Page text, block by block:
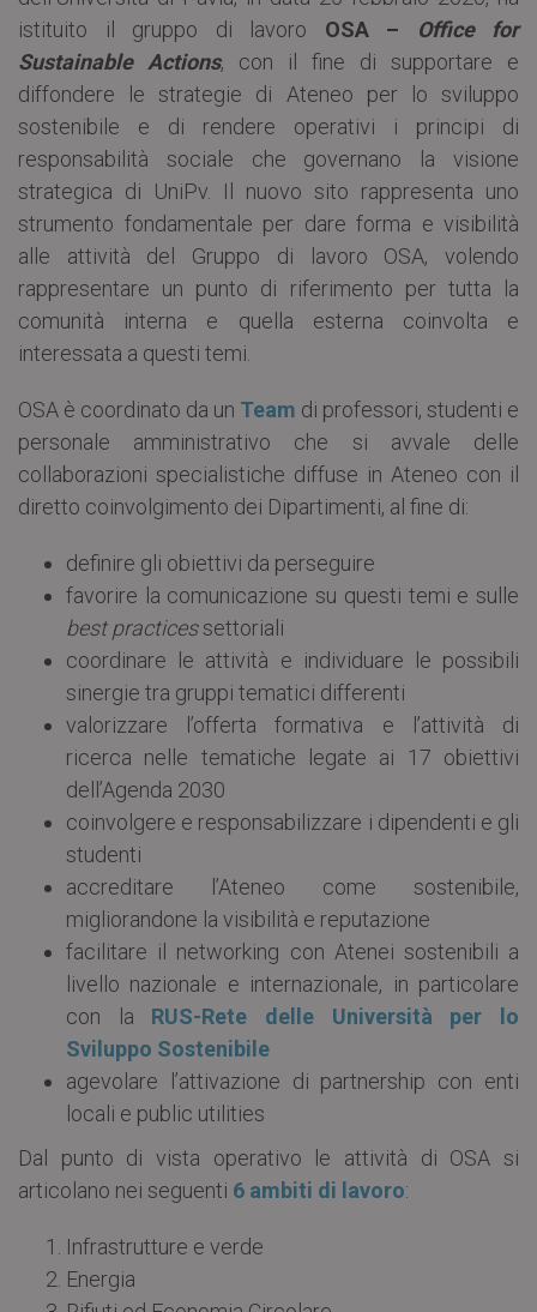
istituito il gruppo di lavoro OSA – Office for
Sustainable Actions, con il fine di supportare e
diffondere le strategie di Ateneo per lo sviluppo
sostenibile e di rendere operativi i principi di
responsabilità sociale che governano la visione
strategica di UniPv. Il nuovo sito rappresenta uno
strumento fondamentale per dare forma e visibilità
alle attività del Gruppo di lavoro OSA, volendo
rappresentare un punto di riferimento per tutta la
comunità interna e quella esterna coinvolta e
interessata a questi temi.
OSA è coordinato da un Team di professori, studenti e
personale amministrativo che si avvale delle
collaborazioni specialistiche diffuse in Ateneo con il
diretto coinvolgimento dei Dipartimenti, al fine di:
definire gli obiettivi da perseguire
favorire la comunicazione su questi temi e sulle
best practicessettoriali
coordinare le attività e individuare le possibili
sinergie tra gruppi tematici differenti
valorizzare l’offerta formativa e l’attività di
ricerca nelle tematiche legate ai 17 obiettivi
dell’Agenda 2030
coinvolgere e responsabilizzare i dipendenti e gli
studenti
accreditare l’Ateneo come sostenibile,
migliorandone la visibilità e reputazione
facilitare il networking con Atenei sostenibili a
livello nazionale e internazionale, in particolare
con la RUS-Rete delle Università per lo
Sviluppo Sostenibile
agevolare l’attivazione di partnership con enti
locali e public utilities
Dal punto di vista operativo le attività di OSA si
articolano nei seguenti 6 ambiti di lavoro:
Infrastrutture e verde
Energia